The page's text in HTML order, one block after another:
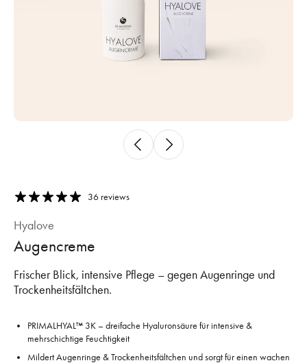
36 reviews
Hyalove
Augencreme
Frischer Blick, intensive Pflege – gegen Augenringe und
Trockenheitsfältchen.
PRIMALHYAL™ 3K – dreifache Hyaluronsäure für intensive &
mehrschichtige Feuchtigkeit
Mildert Augenringe & Trockenheitsfältchen und sorgt für einen wachen